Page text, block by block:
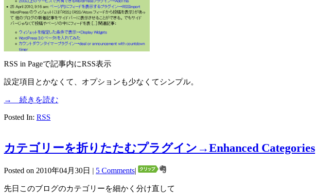
RSS in Pageで記事内にRSS表示
設定項目とかなくて、オプションも少なくてシンプル。
→ 続きを読む
Posted In: RSS
カテゴリーを折りたたむプラグイン→Enhanced Categories
Posted on 2010年04月30日 | 5 Comments|
先日このブログのカテゴリーを細かく分け直して